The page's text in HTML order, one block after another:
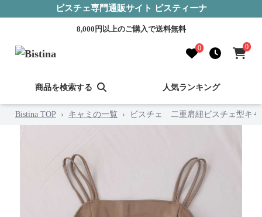
ビスチェ専門通販サイト ビスティーナ
8,000円以上のご購入で送料無料
0 0
商品を検索する 人気ランキング
Bistina TOP › キャミの一覧 › ビスチェ 二重肩紐ビスチェ型キャ